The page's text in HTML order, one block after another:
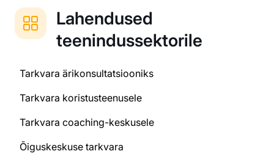
Lahendused
teenindussektorile
Tarkvara ärikonsultatsiooniks
Tarkvara koristusteenusele
Tarkvara coaching-keskusele
Õiguskeskuse tarkvara